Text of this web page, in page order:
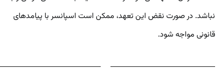
نباشد. در صورت نقض این تعهد، ممکن است اسپانسر با پیامدهای
قانونی مواجه شود.